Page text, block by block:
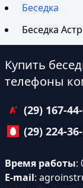
Беседка
Беседка
Купить
телефоны
(29) 167-
(29) 224-
Время работы:
E-mail: